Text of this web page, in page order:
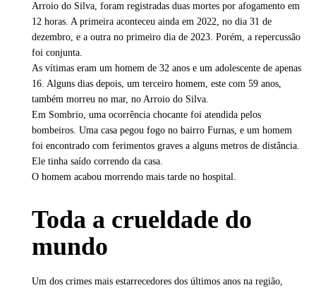
Arroio do Silva, foram registradas duas mortes por afogamento em
12 horas. A primeira aconteceu ainda em 2022, no dia 31 de
dezembro, e a outra no primeiro dia de 2023. Porém, a repercussão
foi conjunta.
As vítimas eram um homem de 32 anos e um adolescente de apenas
16. Alguns dias depois, um terceiro homem, este com 59 anos,
também morreu no mar, no Arroio do Silva.
Em Sombrio, uma ocorrência chocante foi atendida pelos
bombeiros. Uma casa pegou fogo no bairro Furnas, e um homem
foi encontrado com ferimentos graves a alguns metros de distância.
Ele tinha saído correndo da casa.
O homem acabou morrendo mais tarde no hospital.
Toda a crueldade do
mundo
Um dos crimes mais estarrecedores dos últimos anos na região,